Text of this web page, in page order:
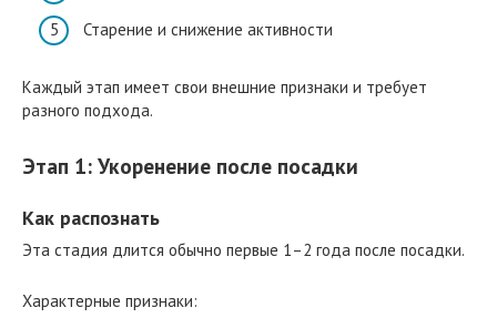
Старение и снижение активности
Каждый этап имеет свои внешние признаки и требует
разного подхода.
Этап 1: Укоренение после посадки
Как распознать
Эта стадия длится обычно первые 1–2 года после посадки.
Характерные признаки: